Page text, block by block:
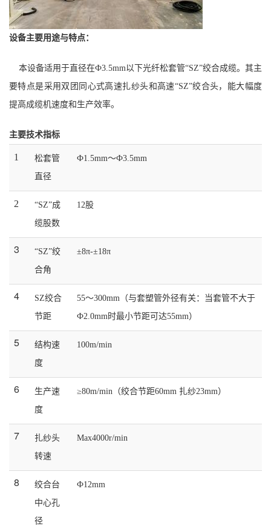
设备主要用途与特点：
本设备适用于直径在Ф3.5mm以下光纤松套管“SZ”绞合成缆。其主
要特点是采用双团同心式高速扎纱头和高速“SZ”绞合头，能大幅度
提高成缆机速度和生产效率。
主要技术指标
1
松套管
直径
Ф1.5mm～Ф3.5mm
2
“SZ”成
缆股数
12股
3
“SZ”绞
合角
±8π-±18π
4 SZ绞合
节距
55～300mm （与套塑管外径有关：当套管不大于
Ф2.0mm时最小节距可达55mm）
5
结构速
度
100m/min
6
生产速
度
≥80m/min（绞合节距60mm 扎纱23mm）
7
扎纱头
转速
Max4000r/min
8
绞合台
中心孔
径
Ф12mm